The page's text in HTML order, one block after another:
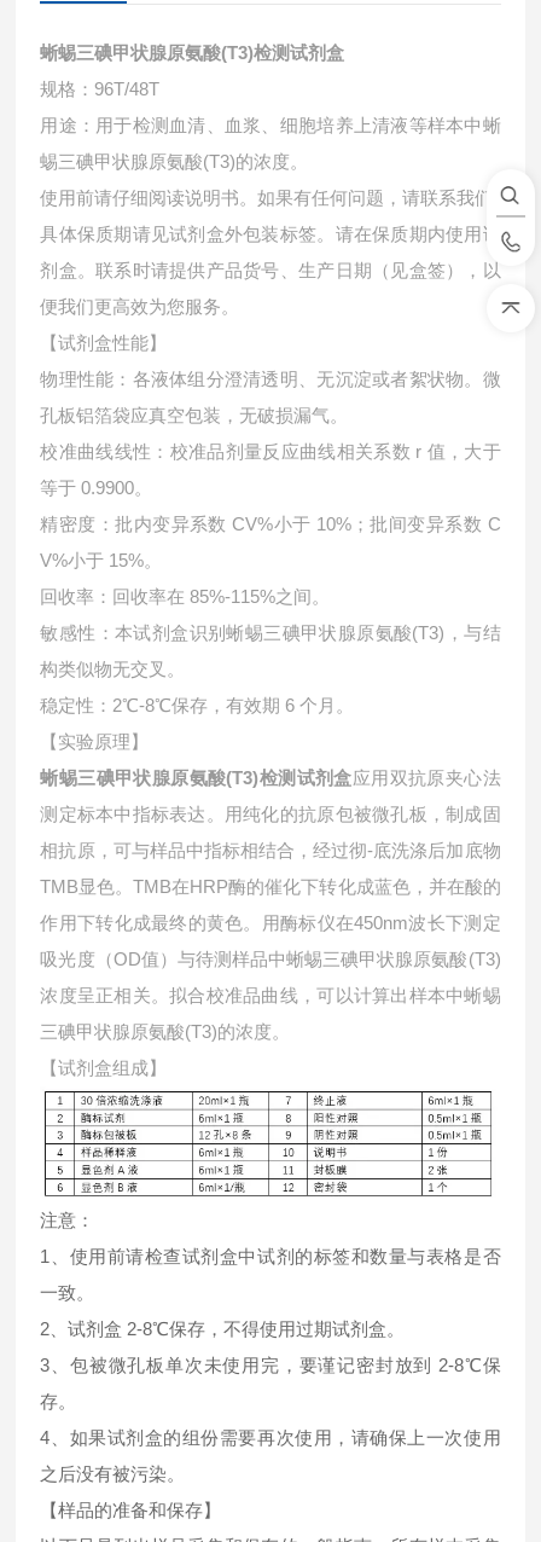
蜥蜴三碘甲状腺原氨酸(T3)检测试剂盒
规格：96T/48T
用途：用于检测血清、血浆、细胞培养上清液等样本中蜥
蜴三碘甲状腺原氨酸(T3)的浓度。
使用前请仔细阅读说明书。如果有任何问题，请联系我们
具体保质期请见试剂盒外包装标签。请在保质期内使用试
剂盒。联系时请提供产品货号、生产日期（见盒签），以
便我们更高效为您服务。
【试剂盒性能】
物理性能：各液体组分澄清透明、无沉淀或者絮状物。微
孔板铝箔袋应真空包装，无破损漏气。
校准曲线线性：校准品剂量反应曲线相关系数 r 值，大于
等于 0.9900。
精密度：批内变异系数 CV%小于 10%；批间变异系数 C
V%小于 15%。
回收率：回收率在 85%-115%之间。
敏感性：本试剂盒识别蜥蜴三碘甲状腺原氨酸(T3)，与结
构类似物无交叉。
稳定性：2℃-8℃保存，有效期 6 个月。
【实验原理】
蜥蜴三碘甲状腺原氨酸(T3)检测试剂盒应用双抗原夹心法
测定标本中指标表达。用纯化的抗原包被微孔板，制成固
相抗原，可与样品中指标相结合，经过彻-底洗涤后加底物
TMB显色。TMB在HRP酶的催化下转化成蓝色，并在酸的
作用下转化成最终的黄色。用酶标仪在450nm波长下测定
吸光度（OD值）与待测样品中蜥蜴三碘甲状腺原氨酸(T3)
浓度呈正相关。拟合校准品曲线，可以计算出样本中蜥蜴
三碘甲状腺原氨酸(T3)的浓度。
【试剂盒组成】
注意：
1、使用前请检查试剂盒中试剂的标签和数量与表格是否
一致。
2、试剂盒 2-8℃保存，不得使用过期试剂盒。
3、包被微孔板单次未使用完，要谨记密封放到 2-8℃保
存。
4、如果试剂盒的组份需要再次使用，请确保上一次使用
之后没有被污染。
【样品的准备和保存】